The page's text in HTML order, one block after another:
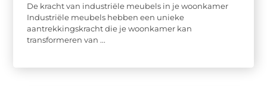
De kracht van industriële meubels in je woonkamer
Industriële meubels hebben een unieke
aantrekkingskracht die je woonkamer kan
transformeren van ...